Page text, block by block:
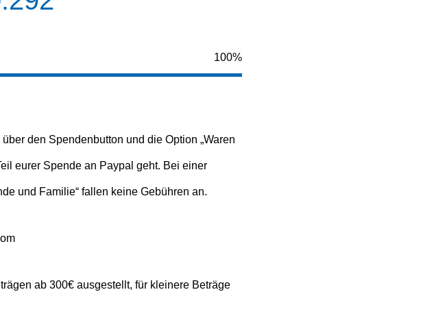
100%
den Spendenbutton und die Option „Waren
eurer Spende an Paypal geht. Bei einer
und Familie“ fallen keine Gebühren an.
ab 300€ ausgestellt, für kleinere Beträge